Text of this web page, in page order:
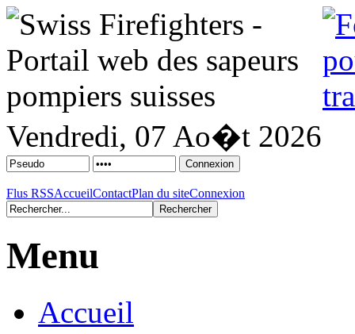
Vendredi, 07 Ao�t 2026
Flus RSSAccueilContactPlan du siteConnexion
Menu
Accueil